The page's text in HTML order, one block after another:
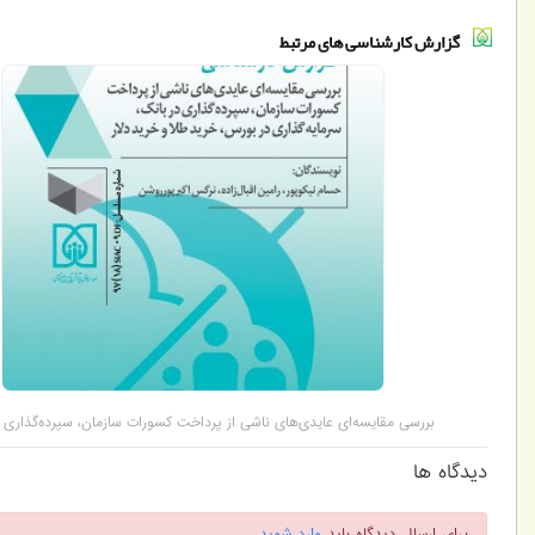
گزارش کارشناسی های مرتبط
بررسی مقایسه‌ای عایدی‌های ناشی از پرداخت کسورات سازمان، سپرده‌گذاری
سرمایه‌گذاری در بورس، خرید طلا و خرید دلار
دیدگاه ها